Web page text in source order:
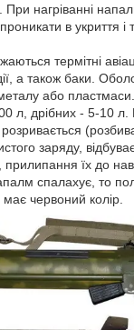
При нагріванні
в укриття і
термітні
а також баки.
або
л, дрібних - 5-10 л.
заряду,
прилипання їх до
спалахує, то
має червоний колір.